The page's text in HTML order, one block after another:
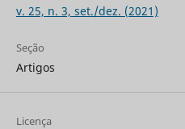
v. 25, n. 3, set./dez. (2021)
Seção
Artigos
Licença